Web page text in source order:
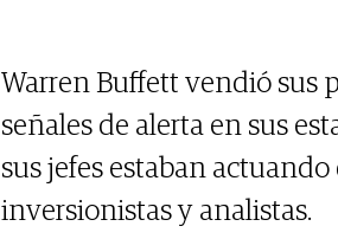
Warren Buffett vendió sus
señales de alerta en sus
sus jefes estaban
inversionistas y analistas.